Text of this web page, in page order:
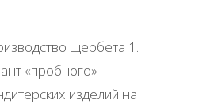
щербета 1.
«пробного»
изделий на